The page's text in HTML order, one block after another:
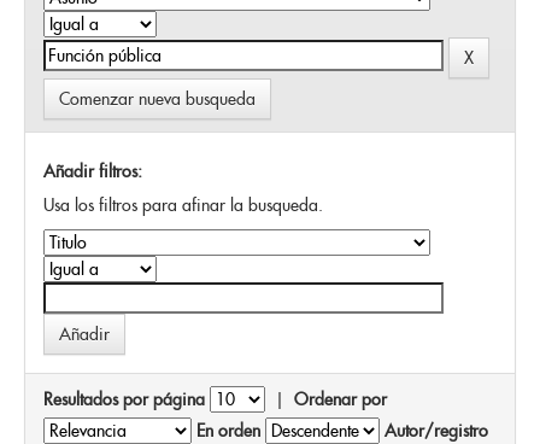
Comenzar nueva busqueda
Añadir filtros:
Usa los filtros para afinar la busqueda.
Resultados por página | Ordenar por
En orden
Autor/registro